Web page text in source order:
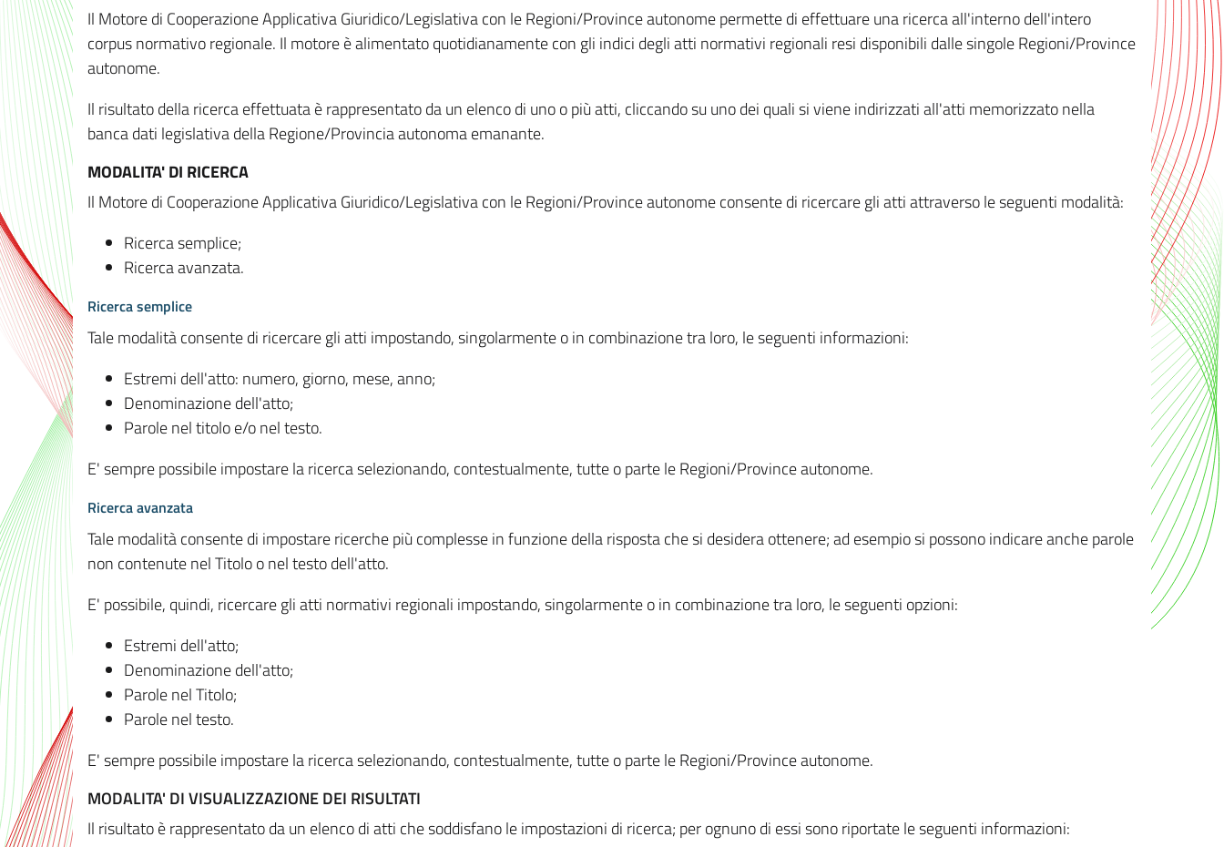
Il Motore di Cooperazione Applicativa Giuridico/Legislativa con le Regioni/Province autonome permette di effettuare una ricerca all'interno dell'intero
corpus normativo regionale. Il motore è alimentato quotidianamente con gli indici degli atti normativi regionali resi disponibili dalle singole Regioni/Province
autonome.
Il risultato della ricerca effettuata è rappresentato da un elenco di uno o più atti, cliccando su uno dei quali si viene indirizzati all'atti memorizzato nella
banca dati legislativa della Regione/Provincia autonoma emanante.
MODALITA' DI RICERCA
Il Motore di Cooperazione Applicativa Giuridico/Legislativa con le Regioni/Province autonome consente di ricercare gli atti attraverso le seguenti modalità:
Ricerca semplice;
Ricerca avanzata.
Ricerca semplice
Tale modalità consente di ricercare gli atti impostando, singolarmente o in combinazione tra loro, le seguenti informazioni:
Estremi dell'atto: numero, giorno, mese, anno;
Denominazione dell'atto;
Parole nel titolo e/o nel testo.
E' sempre possibile impostare la ricerca selezionando, contestualmente, tutte o parte le Regioni/Province autonome.
Ricerca avanzata
Tale modalità consente di impostare ricerche più complesse in funzione della risposta che si desidera ottenere; ad esempio si possono indicare anche parole
non contenute nel Titolo o nel testo dell'atto.
E' possibile, quindi, ricercare gli atti normativi regionali impostando, singolarmente o in combinazione tra loro, le seguenti opzioni:
Estremi dell'atto;
Denominazione dell'atto;
Parole nel Titolo;
Parole nel testo.
E' sempre possibile impostare la ricerca selezionando, contestualmente, tutte o parte le Regioni/Province autonome.
MODALITA' DI VISUALIZZAZIONE DEI RISULTATI
Il risultato è rappresentato da un elenco di atti che soddisfano le impostazioni di ricerca; per ognuno di essi sono riportate le seguenti informazioni: